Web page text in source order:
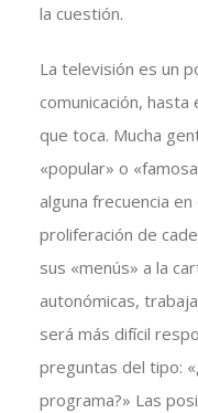
la cuestión.
La televisión es un
comunicación,
que toca. Mucha
«popular» o
alguna frecuencia
proliferación de
sus «menús» a la
autonómicas,
será más difícil
preguntas del tipo:
programa?» Las